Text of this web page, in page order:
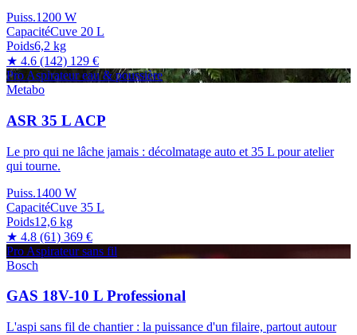
Puiss.1200 W
CapacitéCuve 20 L
Poids6,2 kg
★ 4.6 (142) 129 €
Pro Aspirateur eau & poussière
Metabo
ASR 35 L ACP
Le pro qui ne lâche jamais : décolmatage auto et 35 L pour atelier
qui tourne.
Puiss.1400 W
CapacitéCuve 35 L
Poids12,6 kg
★ 4.8 (61) 369 €
Pro Aspirateur sans fil
Bosch
GAS 18V-10 L Professional
L'aspi sans fil de chantier : la puissance d'un filaire, partout autour